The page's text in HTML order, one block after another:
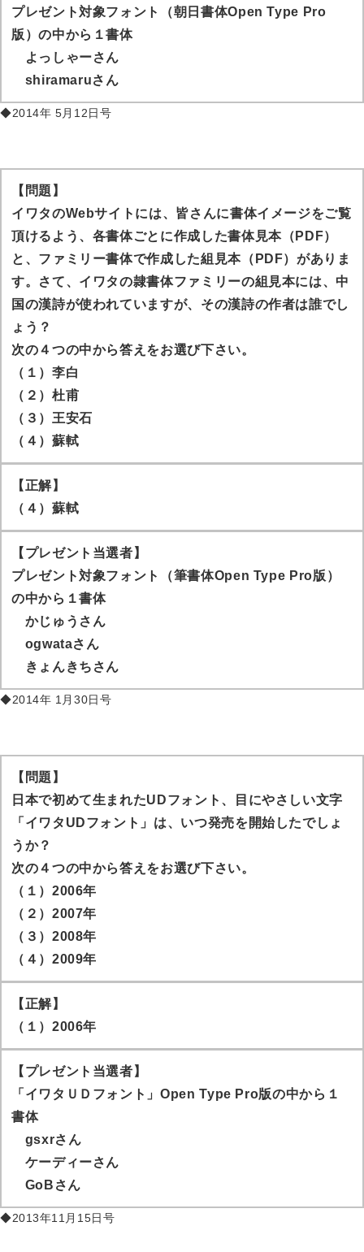
プレゼント対象フォント（朝日書体Open Type Pro
版）の中から１書体
よっしゃーさん
shiramaruさん
◆2014年 5月12日号
【問題】
イワタのWebサイトには、皆さんに書体イメージをご覧
頂けるよう、各書体ごとに作成した書体見本（PDF）
と、ファミリー書体で作成した組見本（PDF）がありま
す。さて、イワタの隷書体ファミリーの組見本には、中
国の漢詩が使われていますが、その漢詩の作者は誰でし
ょう？
次の４つの中から答えをお選び下さい。
（１）李白
（２）杜甫
（３）王安石
（４）蘇軾
【正解】
（４）蘇軾
【プレゼント当選者】
プレゼント対象フォント（筆書体Open Type Pro版）
の中から１書体
かじゅう さん
ogwataさん
きょんきち さん
◆2014年 1月30日号
【問題】
日本で初めて生まれたUDフォント、目にやさしい文字
「イワタUDフォント」は、いつ発売を開始したでしょ
うか？
次の４つの中から答えをお選び下さい。
（１）2006年
（２）2007年
（３）2008年
（４）2009年
【正解】
（１）2006年
【プレゼント当選者】
「イワタＵＤフォント」Open Type Pro版の中から１
書体
gsxrさん
ケーディーさん
GoB さん
◆2013年11月15日号